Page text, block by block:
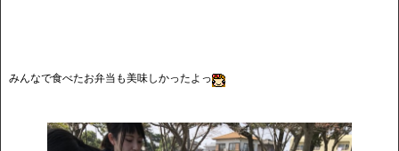
みんなで食べたお弁当も美味しかったよっ